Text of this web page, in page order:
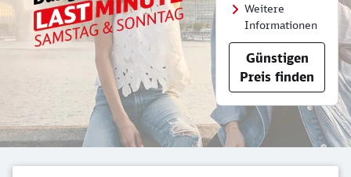
Weitere
Informationen
Günstigen
Preis finden